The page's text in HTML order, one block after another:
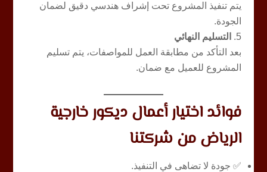
يتم تنفيذ المشروع تحت إشراف هندسي دقيق لضمان
الجودة.
التسليم النهائي
بعد التأكد من مطابقة العمل للمواصفات، يتم تسليم
المشروع للعميل مع ضمان.
فوائد اختيار أعمال ديكور خارجية
الرياض من شركتنا
✅ جودة لا تضاهى في التنفيذ.